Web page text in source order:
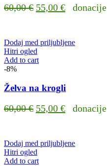
60,00€ Original
60,00 €.
55,00 €Current
55,00 €.
donacije
Dodaj med priljubljene
Hitri ogled
Add to cart
-8%
Želva na krogli
60,00€ Original
60,00 €.
55,00 €Current
55,00 €.
donacije
Dodaj med priljubljene
Hitri ogled
Add to cart